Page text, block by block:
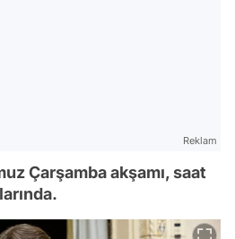
Reklam
Çarşamba akşamı, saat